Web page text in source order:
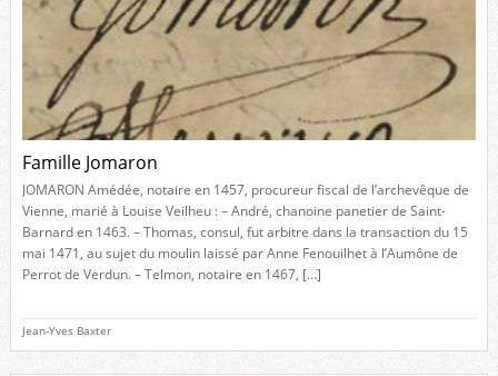
Famille Jomaron
JOMARON Amédée, notaire en 1457, procureur fiscal de l’archevêque de
Vienne, marié à Louise Veilheu : – André, chanoine panetier de Saint-
Barnard en 1463. – Thomas, consul, fut arbitre dans la transaction du 15
mai 1471, au sujet du moulin laissé par Anne Fenouilhet à l’Aumône de
Perrot de Verdun. – Telmon, notaire en 1467, […]
Jean-Yves Baxter